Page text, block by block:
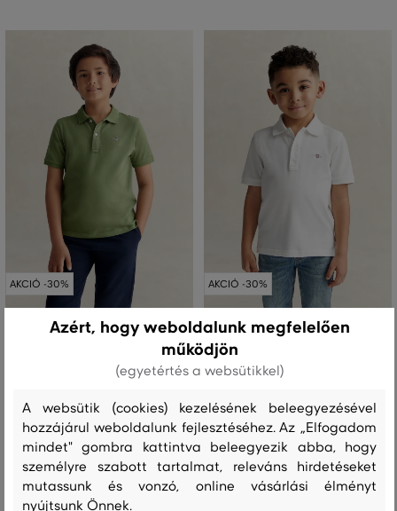
AKCIÓ -30%
PÓLÓ GANT SHIELD PIQUE SS POLO
24 990 Ft
Elérhető méretek:
122/128, 128/134, 134/140, 140/146 , 152/158
további
AKCIÓ -30%
PÓLÓ GANT SHIELD PIQUE SS POLO
SHIRT
Elérhető méretek:
80, 86, 92, 98, 98/104 +2 további
Azért, hogy weboldalunk megfelelően
működjön
(egyetértés a websütikkel)
A websütik (cookies) kezelésének beleegyezésével
hozzájárul weboldalunk fejlesztéséhez. Az „Elfogadom
mindet" gombra kattintva beleegyezik abba, hogy
személyre szabott tartalmat, releváns hirdetéseket
mutassunk és vonzó, online vásárlási élményt
nyújtsunk Önnek.